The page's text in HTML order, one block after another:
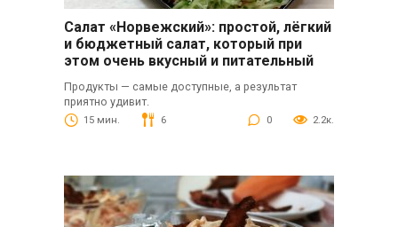
Салат «Норвежский»: простой, лёгкий
и бюджетный салат, который при
этом очень вкусный и питательный
Продукты — самые доступные, а результат
приятно удивит.
15 мин. 6 0 2.2к.